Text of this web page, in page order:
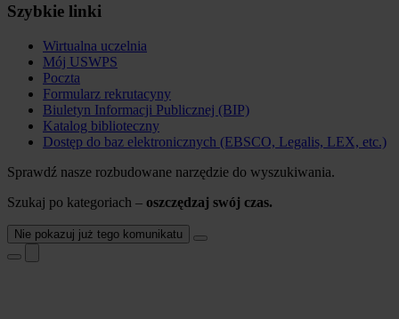
Szybkie linki
Wirtualna uczelnia
Mój USWPS
Poczta
Formularz rekrutacyny
Biuletyn Informacji Publicznej (BIP)
Katalog biblioteczny
Dostęp do baz elektronicznych (EBSCO, Legalis, LEX, etc.)
Sprawdź nasze rozbudowane narzędzie do wyszukiwania.
Szukaj po kategoriach – oszczędzaj swój czas.
Nie pokazuj już tego komunikatu